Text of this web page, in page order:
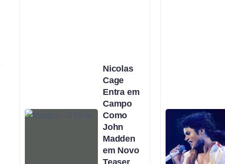
Nicolas
Cage
Entra em
Campo
Como
John
Madden
em Novo